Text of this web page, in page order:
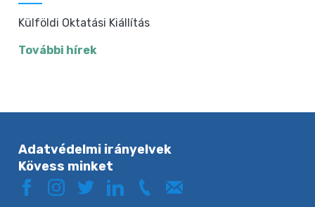
Külföldi Oktatási Kiállítás
További hírek
Adatvédelmi irányelvek
Kövess minket